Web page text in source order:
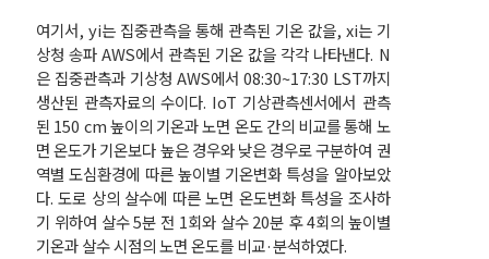
여기서, yi는 집중관측을 통해 관측된 기온 값을, xi는 기
상청 송파 AWS에서 관측된 기온 값을 각각 나타낸다. N
은 집중관측과 기상청 AWS에서 08:30~17:30 LST까지
생산된 관측자료의 수이다. IoT 기상관측센서에서 관측
된 150 cm 높이의 기온과 노면 온도 간의 비교를 통해 노
면 온도가 기온보다 높은 경우와 낮은 경우로 구분하여 권
역별 도심환경에 따른 높이별 기온변화 특성을 알아보았
다. 도로 상의 살수에 따른 노면 온도변화 특성을 조사하
기 위하여 살수 5분 전 1회와 살수 20분 후 4회의 높이별
기온과 살수 시점의 노면 온도를 비교·분석하였다.